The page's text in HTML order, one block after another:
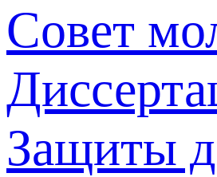
Совет
Защиты